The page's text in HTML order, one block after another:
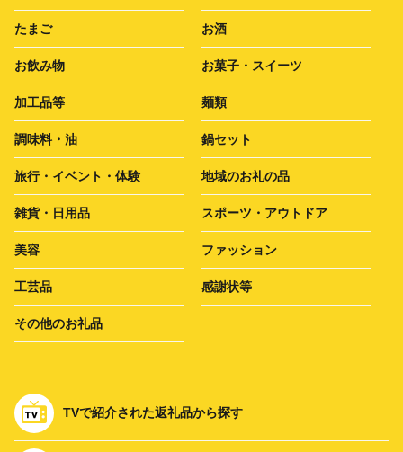
たまご お酒
お飲み物 お菓子・スイーツ
加工品等 麺類
調味料・油 鍋セット
旅行・イベント・体験 地域のお礼の品
雑貨・日用品 スポーツ・アウトドア
美容 ファッション
工芸品 感謝状等
その他のお礼品
TVで紹介された返礼品から探す